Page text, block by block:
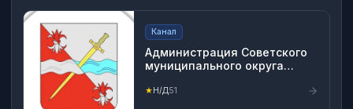
Канал
Администрация Советского
муниципального округа
★Н/Д51